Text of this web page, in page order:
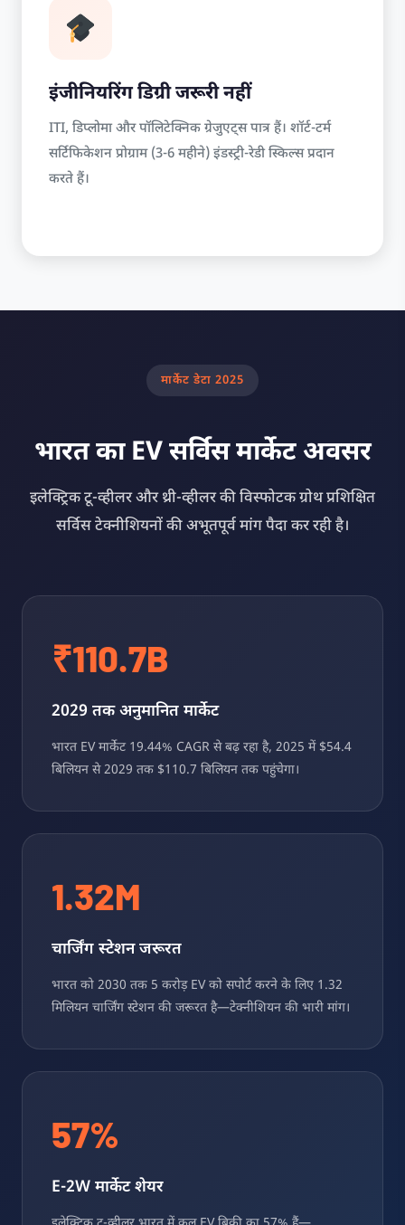
इंजीनियरिंग डिग्री जरूरी नहीं
ITI, डिप्लोमा और पॉलिटेक्निक ग्रेजुएट्स पात्र हैं। शॉर्ट-टर्म
सर्टिफिकेशन प्रोग्राम (3-6 महीने) इंडस्ट्री-रेडी स्किल्स प्रदान
करते हैं।
मार्केट डेटा 2025
भारत का EV सर्विस मार्केट अवसर
इलेक्ट्रिक टू-व्हीलर और थ्री-व्हीलर की विस्फोटक ग्रोथ प्रशिक्षित
सर्विस टेक्नीशियनों की अभूतपूर्व मांग पैदा कर रही है।
₹110.7B
2029 तक अनुमानित मार्केट
भारत EV मार्केट 19.44% CAGR से बढ़ रहा है, 2025 में $54.4
बिलियन से 2029 तक $110.7 बिलियन तक पहुंचेगा।
1.32M
चार्जिंग स्टेशन जरूरत
भारत को 2030 तक 5 करोड़ EV को सपोर्ट करने के लिए 1.32
मिलियन चार्जिंग स्टेशन की जरूरत है—टेक्नीशियन की भारी मांग।
57%
E-2W मार्केट शेयर